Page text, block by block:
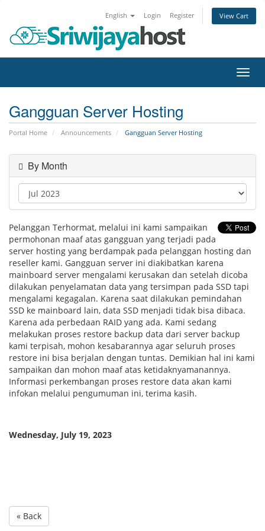
English Login Register View Cart
Gangguan Server Hosting
Portal Home Announcements Gangguan Server Hosting
By Month
Pelanggan Terhormat, melalui ini kami sampaikan
permohonan maaf atas gangguan yang terjadi pada
server hosting yang berdampak pada pelanggan hosting dan
reseller kami. Gangguan server ini diakibatkan karena
mainboard server mengalami kerusakan dan setelah dicoba
dilakukan penyelamatan data yang tersimpan pada SSD tapi
mengalami kegagalan. Karena saat dilakukan pemindahan
SSD ke mainboard lain, data SSD menjadi tidak bisa dibaca.
Karena ada perbedaan RAID yang ada. Kami sedang
melakukan proses restore backup data dari server backup
kami terpisah, mohon kesabarannya agar seluruh proses
restore ini bisa berjalan dengan tuntas. Demikian hal ini kami
sampaikan dan mohon maaf atas ketidaknyamanannya.
Informasi perkembangan proses restore data akan kami
infokan melalui pengumuman ini, terima kasih.
Wednesday, July 19, 2023
« Back